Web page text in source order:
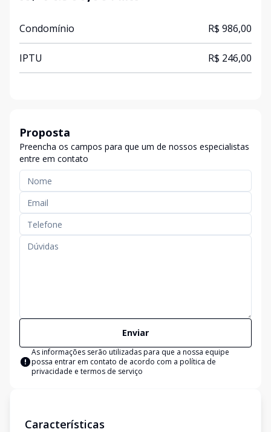
Condomínio R$ 986,00
IPTU R$ 246,00
Proposta
Preencha os campos para que um de nossos especialistas
entre em contato
Enviar
As informações serão utilizadas para que a nossa equipe
possa entrar em contato de acordo com a política de
privacidade e termos de serviço
Características